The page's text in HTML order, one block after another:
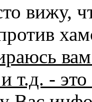
вижу,
т.д. -